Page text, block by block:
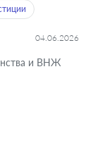
04.06.2026
и ВНЖ